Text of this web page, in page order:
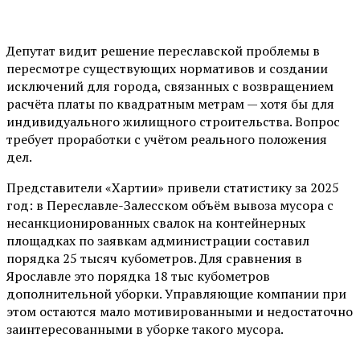
Депутат видит решение переславской проблемы в
пересмотре существующих нормативов и создании
исключений для города, связанных с возвращением
расчёта платы по квадратным метрам — хотя бы для
индивидуального жилищного строительства. Вопрос
требует проработки с учётом реального положения
дел.
Представители «Хартии» привели статистику за 2025
год: в Переславле-Залесском объём вывоза мусора с
несанкционированных свалок на контейнерных
площадках по заявкам администрации составил
порядка 25 тысяч кубометров. Для сравнения в
Ярославле это порядка 18 тыс кубометров
дополнительной уборки. Управляющие компании при
этом остаются мало мотивированными и недостаточно
заинтересованными в уборке такого мусора.